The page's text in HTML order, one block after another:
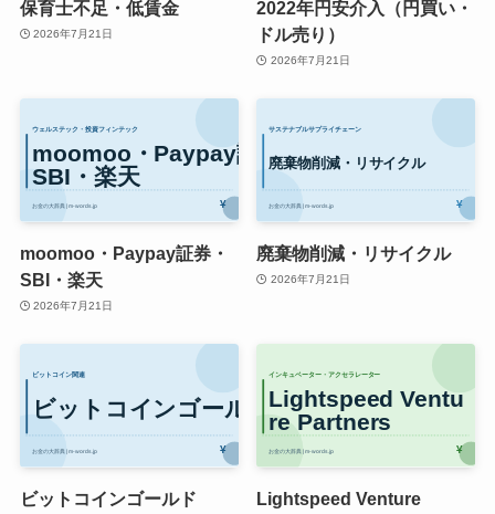
保育士不足・低賃金
2026年7月21日
2022年円安介入（円買い・
ドル売り）
2026年7月21日
moomoo・Paypay証券・
SBI・楽天
2026年7月21日
廃棄物削減・リサイクル
2026年7月21日
ビットコインゴールド
Lightspeed Venture